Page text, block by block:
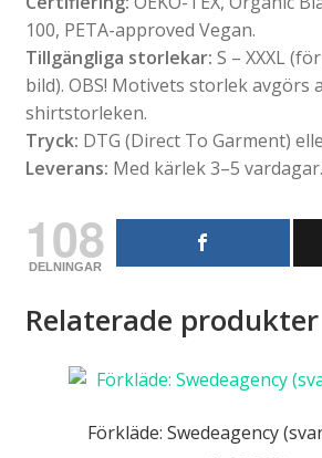
100, PETA-approved Vegan.
Tillgängliga storlekar: S – XXXL
bild). OBS! Motivets storlek avgörs
shirtstorleken.
Tryck: DTG (Direct To Garment)
Leverans: Med kärlek 3–5 vardagar.
108
DELNINGAR
Relaterade produkter
Förkläde: Swedeagency